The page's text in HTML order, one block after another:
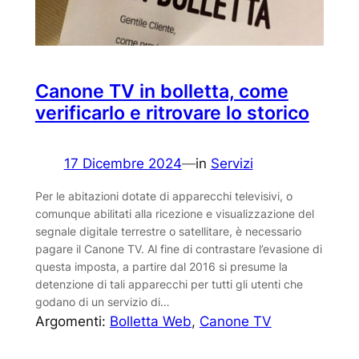
Canone TV in bolletta, come
verificarlo e ritrovare lo storico
17 Dicembre 2024—in Servizi
Per le abitazioni dotate di apparecchi televisivi, o
comunque abilitati alla ricezione e visualizzazione del
segnale digitale terrestre o satellitare, è necessario
pagare il Canone TV. Al fine di contrastare l’evasione di
questa imposta, a partire dal 2016 si presume la
detenzione di tali apparecchi per tutti gli utenti che
godano di un servizio di…
Argomenti: Bolletta Web, Canone TV